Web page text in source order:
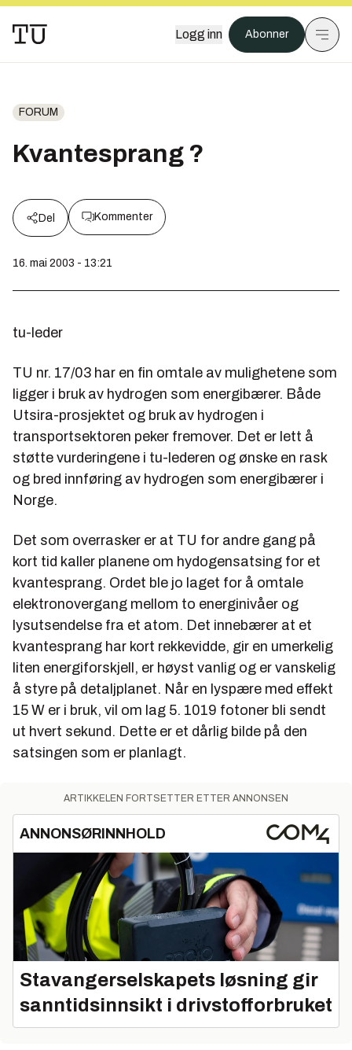
Logg inn Abonner
FORUM
Kvantesprang ?
Del Kommenter
16. mai 2003 - 13:21
tu-leder
TU nr. 17/03 har en fin omtale av mulighetene som
ligger i bruk av hydrogen som energibærer. Både
Utsira-prosjektet og bruk av hydrogen i
transportsektoren peker fremover. Det er lett å
støtte vurderingene i tu-lederen og ønske en rask
og bred innføring av hydrogen som energibærer i
Norge.
Det som overrasker er at TU for andre gang på
kort tid kaller planene om hydogensatsing for et
kvantesprang. Ordet ble jo laget for å omtale
elektronovergang mellom to energinivåer og
lysutsendelse fra et atom. Det innebærer at et
kvantesprang har kort rekkevidde, gir en umerkelig
liten energiforskjell, er høyst vanlig og er vanskelig
å styre på detaljplanet. Når en lyspære med effekt
15 W er i bruk, vil om lag 5. 1019 fotoner bli sendt
ut hvert sekund. Dette er et dårlig bilde på den
satsingen som er planlagt.
ARTIKKELEN FORTSETTER ETTER ANNONSEN
ANNONSØRINNHOLD
Stavangerselskapets løsning gir
sanntidsinnsikt i drivstofforbruket